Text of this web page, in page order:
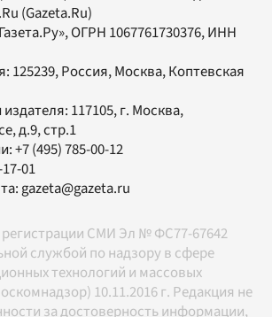
(Gazeta.Ru)
, ОГРН 1067761730376, ИНН
125239, Россия, Москва, Коптевская
117105, г. Москва,
д.9, стр.1
+7 (495) 785-00-12
01
gazeta@gazeta.ru
регистрации СМИ Эл № ФС77-67642
службой по надзору в сфере
технологий и массовых
10.11.2016 г. Редакция не
за достоверность информации,